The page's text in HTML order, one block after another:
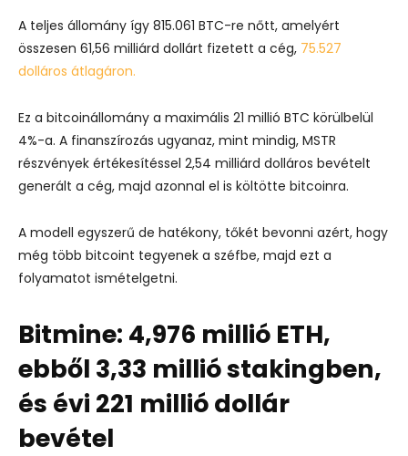
A teljes állomány így 815.061 BTC-re nőtt, amelyért
összesen 61,56 milliárd dollárt fizetett a cég, 75.527
dolláros átlagáron.
Ez a bitcoinállomány a maximális 21 millió BTC körülbelül
4%-a. A finanszírozás ugyanaz, mint mindig, MSTR
részvények értékesítéssel 2,54 milliárd dolláros bevételt
generált a cég, majd azonnal el is költötte bitcoinra.
A modell egyszerű de hatékony, tőkét bevonni azért, hogy
még több bitcoint tegyenek a széfbe, majd ezt a
folyamatot ismételgetni.
Bitmine: 4,976 millió ETH,
ebből 3,33 millió stakingben,
és évi 221 millió dollár
bevétel